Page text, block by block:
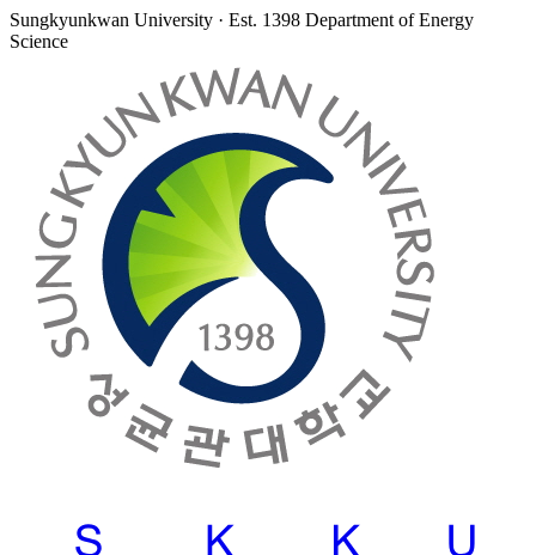
Sungkyunkwan University · Est. 1398 Department of Energy
Science